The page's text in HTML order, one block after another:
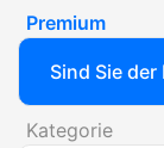
Premium
Sind Sie
Kategorie